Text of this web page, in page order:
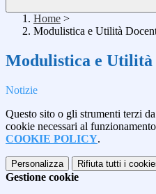
Home >
Modulistica e Utilità
Modulistica e Utilità
Notizie
Questo sito o gli strumenti terzi
cookie necessari al
COOKIE POLICY.
Personalizza Rifiuta tutti i
Gestione cookie